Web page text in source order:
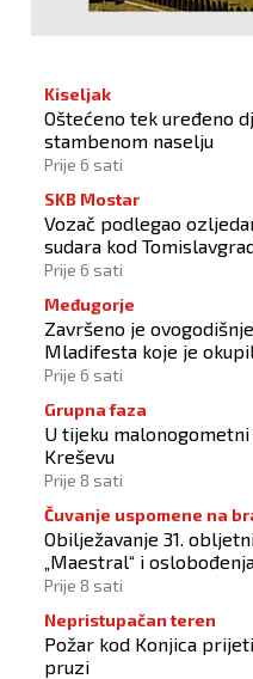
Kiseljak
Oštećeno tek uređeno
stambenom naselju
Prije 6 sati
SKB Mostar
Vozač podlegao
sudara kod
Prije 6 sati
Međugorje
Završeno je
Mladifesta koje je
zemlje svijeta
Prije 6 sati
Grupna faza
U tijeku
Kreševu
Prije 8 sati
Čuvanje uspomene na
Obilježavanje 31.
„Maestral“ i
pokroviteljstvo HNS-a
Prije 8 sati
Nepristupačan teren
Požar kod Konjica
pruzi